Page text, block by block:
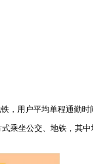
，用户平均单程通勤时
乘坐公交、地铁，其